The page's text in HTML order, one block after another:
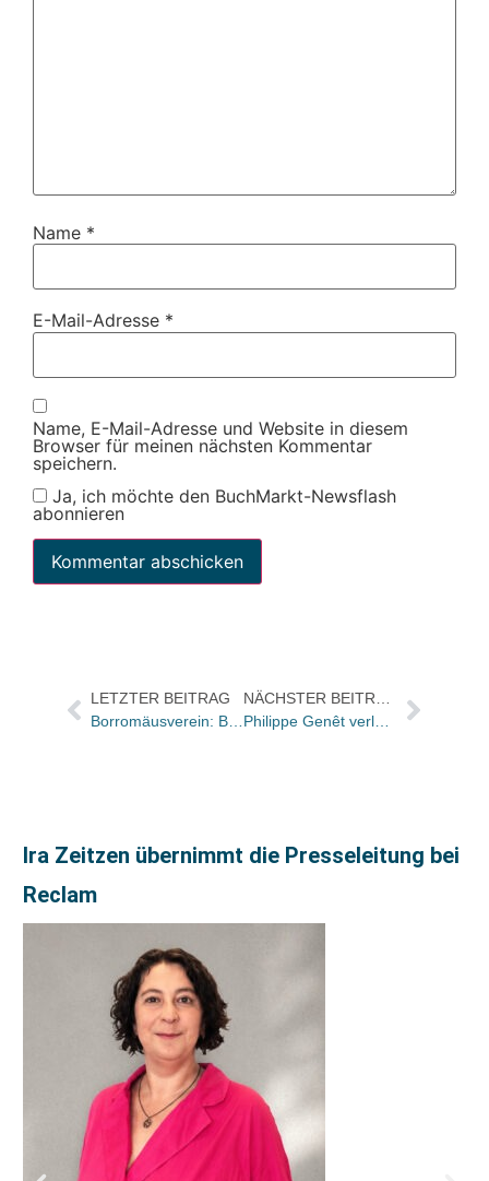
Name *
E-Mail-Adresse *
Name, E-Mail-Adresse und Website in diesem
Browser für meinen nächsten Kommentar
speichern.
Ja, ich möchte den BuchMarkt-Newsflash
abonnieren
LETZTER BEITRAG
Borromäusverein: Bücher des Monats sind „Das achte Leben (Für Brilka)“ und „Das Ende der Ozeane“
NÄCHSTER BEITRAG
Philippe Genêt verlässt den Börsenverein
Ira Zeitzen übernimmt die Presseleitung bei
Reclam